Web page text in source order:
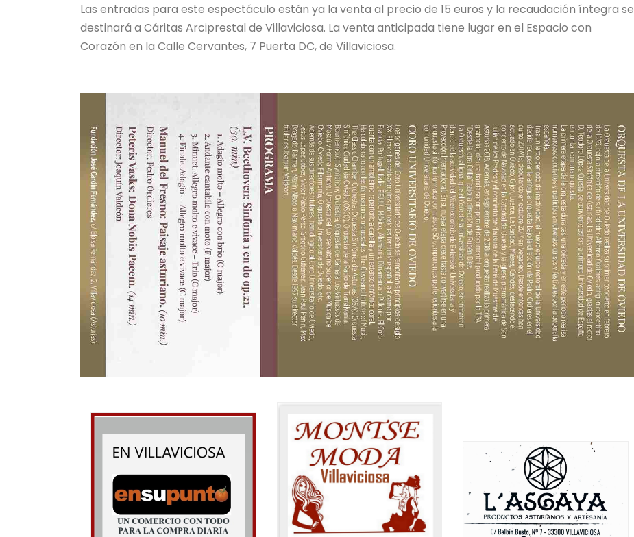
Las entradas para este espectáculo están ya la venta al precio de 15 euros y la recaudación íntegra se
destinará a Cáritas Arciprestal de Villaviciosa. La venta anticipada tiene lugar en el Espacio con
Corazón en la Calle Cervantes, 7 Puerta DC, de Villaviciosa.